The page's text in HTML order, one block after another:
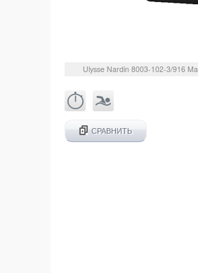
Ulysse Nardin 8003-102-3/916
СРАВНИТЬ